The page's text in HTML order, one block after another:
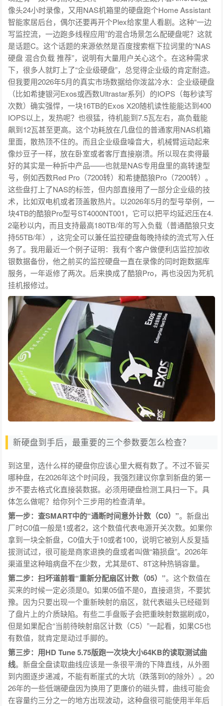
像头24小时录像，又用NAS机箱里的硬盘跑个Home Assistant
智能家居后台，偶尔还要再开个Plex给家里人看剧。这种“一边
写监控流，一边跑多线程应用”的混合场景怎么配硬盘呢？这就
是话题C。这个话题的来源依然是百度搜索框下拉词里的“NAS
硬盘 混合负载 推荐”，说明有大量用户关心这个。在这种需求
下，很多人就盯上了“企业级硬盘”，总觉得企业级的肯定耐造。
但我要用2026年5月的真实市场数据给你泼盆冷水：企业级硬盘
（比如希捷银河Exos或西数Ultrastar系列）的IOPS（每秒读写
次数）确实强悍，一块16TB的Exos X20随机读性能能达到400
IOPS以上，发热呢？也很猛，待机能到7.5瓦左右，高负载能
飙到12瓦甚至更高。这个功耗放在几盘位的普通家用NAS机箱
里面，散热顶不住的。而且企业级盘噪音大，机械臂运动起来
像炒豆子一样，放在卧室或者客厅直接崩溃。所以现在卖得最
好的其实是一种折中产品——也就是NAS专用盘里的高转速型
号，例如西数Red Pro（7200转）和希捷酷狼Pro（7200转）。
这些盘打上了NAS的标签，但内部直接用了一部分企业级的技
术，比如双电机或者顶盖散热片。以2026年5月的型号举例，一
块4TB的酷狼Pro型号ST4000NT001，它可以把平均延迟压在4.
2毫秒以内，而且支持最高180TB/年的写入负载（普通酷狼只支
持55TB/年），这完全可以兼任监控硬盘每晚持续的流式写入任
务了。我用最近一个例子证明：我有个客户做便利店监控加收
银数据备份，他之前买的监控硬盘一直在录像的同时跑数据库
服务，一年返修了两次。后来换成了酷狼Pro，再也没因为死机
挂机报修过。
新硬盘到手后，最重要的三个参数要怎么检查？
到这里，选什么样的硬盘你应该心里大概有数了。不过不管买
哪种盘，在2026年这个时间段，我强烈建议你拿到新盘的第一
步不要去格式化直接装数据。必须用硬盘检测工具扫一下。具
体怎么做呢？给你列个三步用的检查清单。
第一步：查SMART中的“通断时间意外计数（C0）”。新盘出
厂时C0值一般是1或者2，这个数值代表电源开关次数。如果你
拿到一块全新盘，C0值大于10或者100，说明它被别人反复插
拔测试过，很可能是商家退换的盘或者叫做“箱损盘”。2026年
渠道里这种暗病盘不在少数，尤其是6T、8T这种热销容量。
第二步：扫坏道前看“重新分配扇区计数（05）”。这个数值在
买来的时候一定必须是0。如果05值不是0，直接退货，不要犹
豫。因为只要出现一个重新映射的扇区，就代表磁头已经碰到
了盘片上的介质缺陷。有些二手盘贩子会把重映射数据刷成0，
但是如果配合“当前待映射扇区计数（C5）”一起看，如果C5也
有数值，就肯定是动过手脚的。
第三步：用HD Tune 5.75版跑一次块大小64KB的读取测试曲
线。新盘全盘读取曲线应该是一条很平滑的下降直线，从外圈
到内圈逐步递减，不能有断崖式的大坑（跌落到0的除外）。20
26年的一些低端硬盘因为换用了更廉价的磁头臂，曲线可能会
在容量约三分之一的地方出现波动，这种盘很可能使用半年后